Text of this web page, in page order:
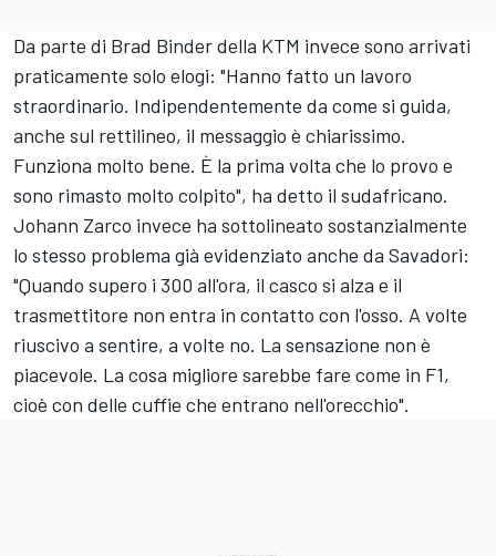
Da parte di Brad Binder della KTM invece sono arrivati
praticamente solo elogi: "Hanno fatto un lavoro
straordinario. Indipendentemente da come si guida,
anche sul rettilineo, il messaggio è chiarissimo.
Funziona molto bene. È la prima volta che lo provo e
sono rimasto molto colpito", ha detto il sudafricano.
Johann Zarco invece ha sottolineato sostanzialmente
lo stesso problema già evidenziato anche da Savadori:
"Quando supero i 300 all'ora, il casco si alza e il
trasmettitore non entra in contatto con l'osso. A volte
riuscivo a sentire, a volte no. La sensazione non è
piacevole. La cosa migliore sarebbe fare come in F1,
cioè con delle cuffie che entrano nell'orecchio".